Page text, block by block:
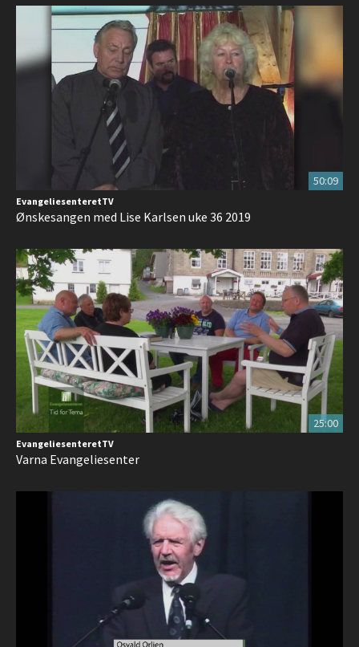
50:09
EvangeliesenteretTV
Ønskesangen med Lise Karlsen uke 36 2019
25:00
EvangeliesenteretTV
Varna Evangeliesenter